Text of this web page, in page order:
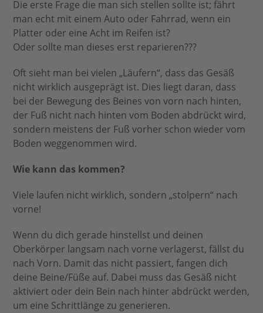
Die erste Frage die man sich stellen sollte ist; fährt
man echt mit einem Auto oder Fahrrad, wenn ein
Platter oder eine Acht im Reifen ist?
Oder sollte man dieses erst reparieren???
Oft sieht man bei vielen „Läufern“, dass das Gesäß
nicht wirklich ausgeprägt ist. Dies liegt daran, dass
bei der Bewegung des Beines von vorn nach hinten,
der Fuß nicht nach hinten vom Boden abdrückt wird,
sondern meistens der Fuß vorher schon wieder vom
Boden weggenommen wird.
Wie kann das kommen?
Viele laufen nicht wirklich, sondern „stolpern“ nach
vorne!
Wenn du dich gerade hinstellst und deinen
Oberkörper langsam nach vorne verlagerst, fällst du
nach Vorn. Damit das nicht passiert, fangen dich
deine Beine/Füße auf. Dabei muss das Gesäß nicht
aktiviert oder dein Bein nach hinter abdrückt werden,
um eine Schrittlänge zu generieren.